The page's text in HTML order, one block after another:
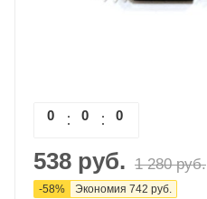
0 0 0
538 руб. 1 280руб.
-58% Экономия 742 руб.